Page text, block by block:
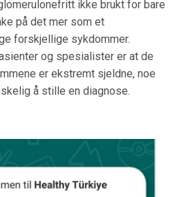
ikke brukt for bare
på det mer som et
forskjellige sykdommer.
og spesialister er at de
er ekstremt sjeldne, noe
å stille en diagnose.